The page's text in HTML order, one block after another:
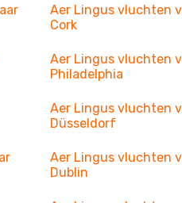
Aer Lingus vluchten
Cork
Aer Lingus vluchten
Philadelphia
Aer Lingus vluchten
Düsseldorf
Aer Lingus vluchten
Dublin